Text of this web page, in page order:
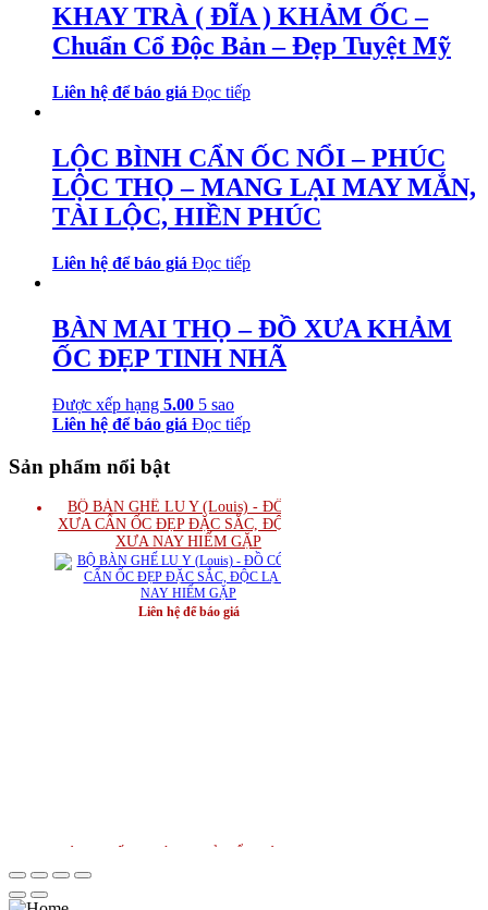
KHAY TRÀ ( ĐĨA ) KHẢM ỐC –
Chuẩn Cổ Độc Bản – Đẹp Tuyệt Mỹ
Liên hệ để báo giá Đọc tiếp
LỘC BÌNH CẨN ỐC NỔI – PHÚC
LỘC THỌ – MANG LẠI MAY MẮN,
TÀI LỘC, HIỀN PHÚC
Liên hệ để báo giá Đọc tiếp
BÀN MAI THỌ – ĐỒ XƯA KHẢM
ỐC ĐẸP TINH NHÃ
Được xếp hạng 5.00 5 sao
Liên hệ để báo giá Đọc tiếp
Sản phẩm nổi bật
BỘ BÀN GHẾ LU Y (Louis) - ĐỒ CỔ
XƯA CẨN ỐC ĐẸP ĐẶC SẮC, ĐỘC LẠ
XƯA NAY HIẾM GẶP
Liên hệ để báo giá